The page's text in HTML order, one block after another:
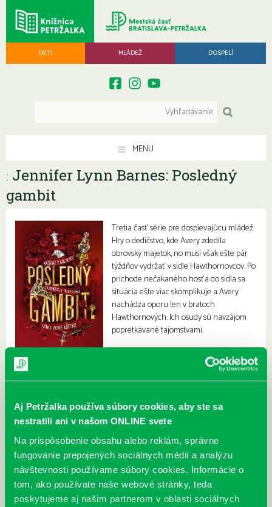
Aj Petržalka používa súbory cookies, aby ste sa
nestratili ani v našom ONLINE svete
Na prispôsobenie obsahu alebo reklám, správne
fungovanie prepojených sociálnych médií a analýzu
návštevnosti používame súbory cookies. Informácie o
tom, ako používate naše webové stránky, teda
poskytujeme aj našim partnerom v oblasti sociálnych
DETI MLÁDEŽ DOSPELÍ
MENU
: Jennifer Lynn Barnes: Posledný
gambit
Tretia časť série pre dospievajúcu mládež
Hry o dedičstvo, kde Avery zdedila
obrovský majetok, no musí však ešte pár
týždňov vydržať v sídle Hawthornovcov. Po
príchode nečakaného hosťa do sídla sa
situácia ešte viac skomplikuje a Avery
nachádza oporu len v bratoch
Hawthornových. Ich osudy sú navzájom
popretkávané tajomstvami.